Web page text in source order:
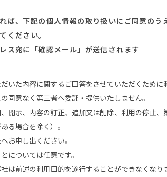
ば、下記の個人情報の取り扱いにご同意のう
ください。
ス宛に「確認メール」が送信されます
いた内容に関するご回答をさせていただくために
同意なく第三者へ委託・提供いたしません。
開示、内容の訂正、追加又は削除、利用の停止
る場合を除く）。
お申し出ください。
については任意です。
は前述の利用目的を遂行することができなくなり